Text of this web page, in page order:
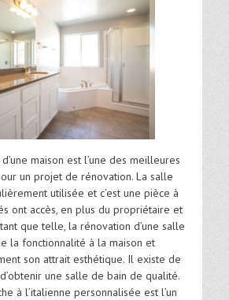
maison est l’une des meilleures
un projet de rénovation. La salle
utilisée et c’est une pièce à
ont accès, en plus du propriétaire et
que telle, la rénovation d’une salle
la fonctionnalité à la maison et
son attrait esthétique. Il existe de
une salle de bain de qualité.
à l’italienne personnalisée est l’un